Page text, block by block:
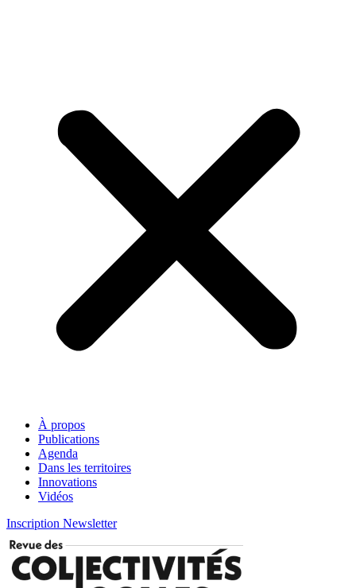
À propos
Publications
Agenda
Dans les territoires
Innovations
Vidéos
Inscription Newsletter